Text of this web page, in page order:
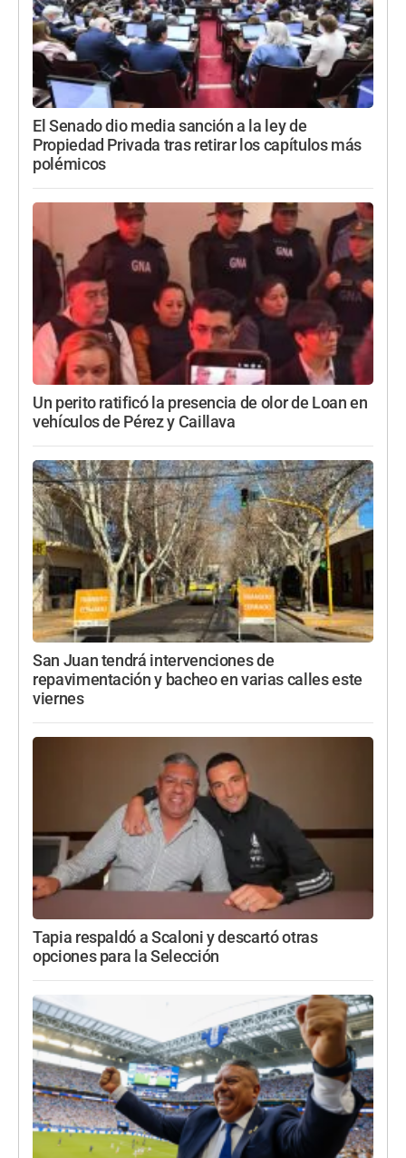
El Senado dio media sanción a la ley de
Propiedad Privada tras retirar los capítulos más
polémicos
Un perito ratificó la presencia de olor de Loan en
vehículos de Pérez y Caillava
San Juan tendrá intervenciones de
repavimentación y bacheo en varias calles este
viernes
Tapia respaldó a Scaloni y descartó otras
opciones para la Selección